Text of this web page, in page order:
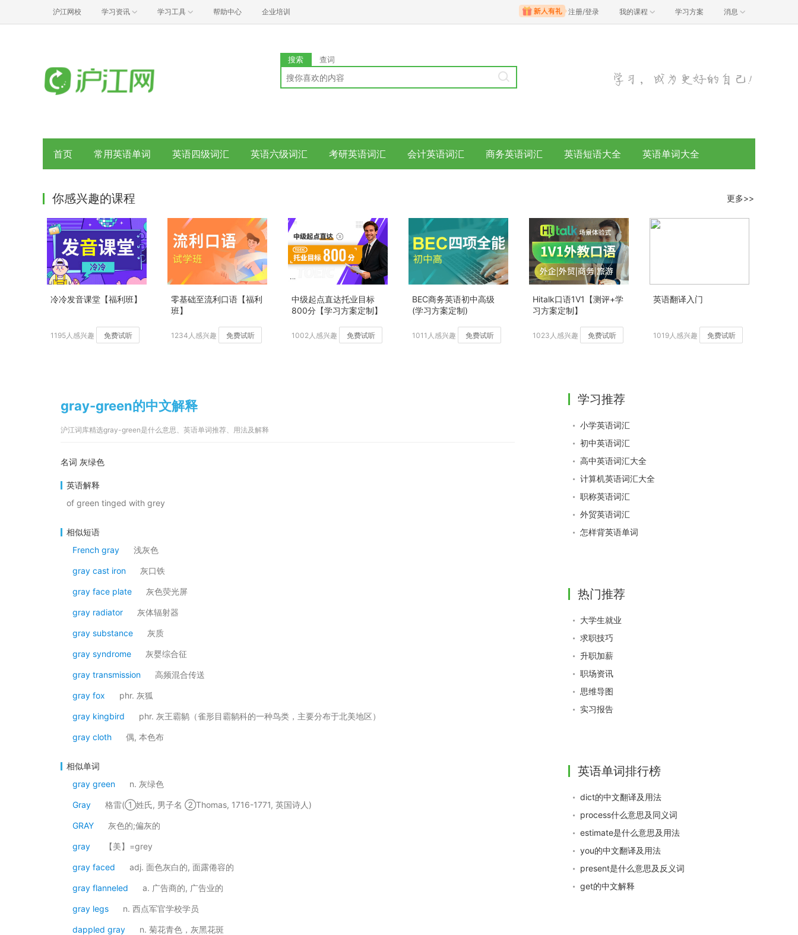
沪江网校 学习资讯 学习工具 帮助中心 企业培训 注册/登录 我的课程 学习方案 消息
搜索 查词
首页 常用英语单词 英语四级词汇 英语六级词汇 考研英语词汇 会计英语词汇 商务英语词汇 英语短语大全 英语单词大全
你感兴趣的课程 更多>>
冷冷发音课堂【福利班】
1195人感兴趣 免费试听
零基础至流利口语【福利
班】
1234人感兴趣 免费试听
中级起点直达托业目标
800分【学习方案定制】
1002人感兴趣 免费试听
BEC商务英语初中高级
(学习方案定制)
1011人感兴趣 免费试听
Hitalk口语1V1【测评+学
习方案定制】
1023人感兴趣 免费试听
英语翻译入门
1019人感兴趣 免费试听
gray-green的中文解释
沪江词库精选gray-green是什么意思、英语单词推荐、用法及解释
名词 灰绿色
英语解释
of green tinged with grey
相似短语
French gray
浅灰色
gray cast iron 灰口铁
gray face plate 灰色荧光屏
gray radiator 灰体辐射器
gray substance 灰质
gray syndrome 灰婴综合征
gray transmission 高频混合传送
gray fox phr. 灰狐
gray kingbird phr. 灰王霸鹟（雀形目霸鹟科的一种鸟类，主要分布于北美地区）
gray cloth 偶, 本色布
相似单词
gray green
n. 灰绿色
Gray 格雷(①姓氏, 男子名 ②Thomas, 1716-1771, 英国诗人)
GRAY 灰色的;偏灰的
gray 【美】=grey
gray faced adj. 面色灰白的, 面露倦容的
gray flanneled a. 广告商的, 广告业的
gray legs n. 西点军官学校学员
dappled gray n. 菊花青色，灰黑花斑
学习推荐
小学英语词汇
初中英语词汇
高中英语词汇大全
计算机英语词汇大全
职称英语词汇
外贸英语词汇
怎样背英语单词
热门推荐
大学生就业
求职技巧
升职加薪
职场资讯
思维导图
实习报告
英语单词排行榜
dict的中文翻译及用法
process什么意思及同义词
estimate是什么意思及用法
you的中文翻译及用法
present是什么意思及反义词
get的中文解释